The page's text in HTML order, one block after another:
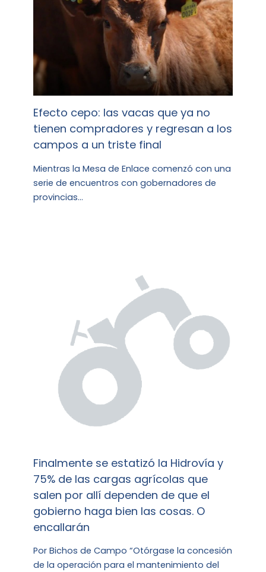
Efecto cepo: las vacas que ya no
tienen compradores y regresan a los
campos a un triste final
Mientras la Mesa de Enlace comenzó con una
serie de encuentros con gobernadores de
provincias…
Finalmente se estatizó la Hidrovía y
75% de las cargas agrícolas que
salen por allí dependen de que el
gobierno haga bien las cosas. O
encallarán
Por Bichos de Campo “Otórgase la concesión
de la operación para el mantenimiento del